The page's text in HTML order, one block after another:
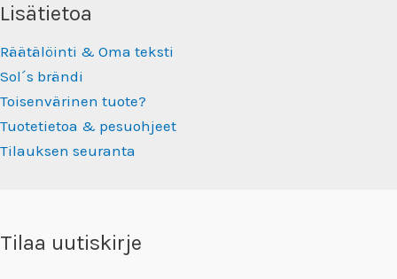
Lisätietoa
Räätälöinti & Oma teksti
Sol´s brändi
Toisenvärinen tuote?
Tuotetietoa & pesuohjeet
Tilauksen seuranta
Tilaa uutiskirje